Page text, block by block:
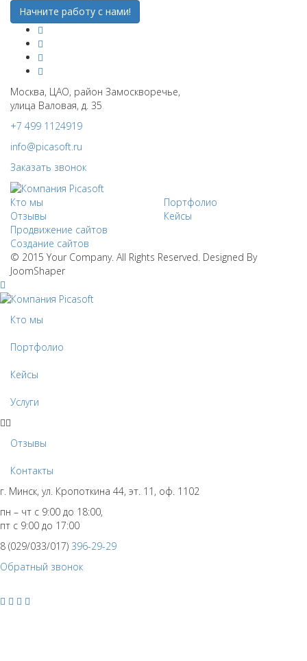
Начните работу с нами!
Москва, ЦАО, район Замоскворечье,
улица Валовая, д. 35
+7 499 1124919
info@picasoft.ru
Заказать звонок
Кто мы
Отзывы
Портфолио
Кейсы
Продвижение сайтов
Создание сайтов
© 2015 Your Company. All Rights Reserved. Designed By
JoomShaper
Кто мы
Портфолио
Кейсы
Услуги
Отзывы
Контакты
г. Минск, ул. Кропоткина 44, эт. 11, оф. 1102
пн – чт с 9:00 до 18:00,
пт с 9:00 до 17:00
8 (029/033/017) 396-29-29
Обратный звонок